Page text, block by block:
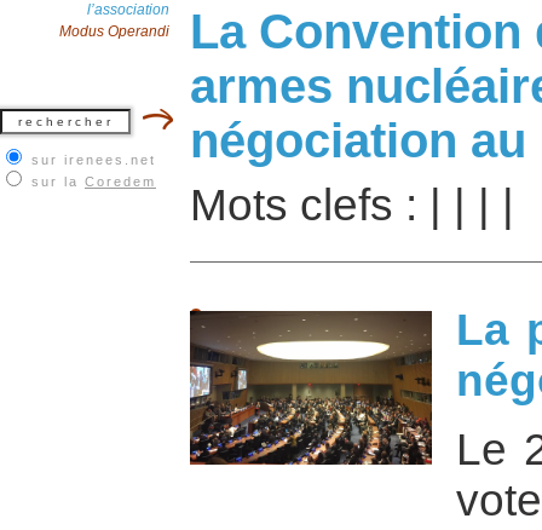
l’association
Modus Operandi
sur irenees.net
sur la Coredem
La Convention
armes
négociation au
Mots clefs :
La
Le